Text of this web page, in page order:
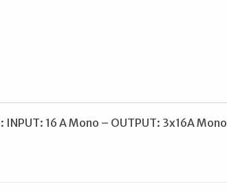
16 A Mono – OUTPUT: 3x16A Mono